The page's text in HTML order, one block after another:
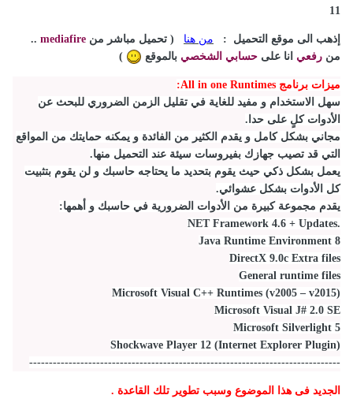
11
إذهب الى موقع التحميل : من هنا( تحميل مباشر من mediafire
..
من رفعي انا على حسابي الشخصي بالموقع )
ميزات برنامج All in one Runtimes:
سهل الاستخدام و مفيد للغاية في تقليل الزمن الضروري للبحث عن
الأدوات كلٍ على حدا.
مجاني بشكل كامل و يقدم الكثير من الفائدة و يمكنه حمايتك من المواقع
التي قد تصيب جهازك بفيروسات سيئة عند التحميل منها.
يعمل بشكل ذكي حيث يقوم بتحديد ما يحتاجه حاسبك و لن يقوم بتثبيت
كل الأدوات بشكل عشوائي.
يقدم مجموعة كبيرة من الأدوات الضرورية في حاسبك و أهمها:
Java Runtime Environment 8
DirectX 9.0c Extra files
General runtime files
Microsoft Visual C++ Runtimes (v2005 – v2015)
Microsoft Visual J# 2.0 SE
Microsoft Silverlight 5
Shockwave Player 12 (Internet Explorer Plugin)
-------------------------------------------------------------------------------
الجديد فى هذا الموضوع وسبب تطوير تلك القاعدة .